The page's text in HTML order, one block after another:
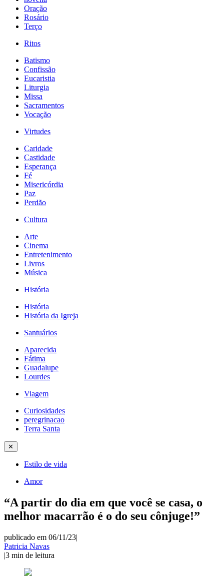
Oração
Rosário
Terço
Ritos
Batismo
Confissão
Eucaristia
Liturgia
Missa
Sacramentos
Vocação
Virtudes
Caridade
Castidade
Esperança
Fé
Misericórdia
Paz
Perdão
Cultura
Arte
Cinema
Entretenimento
Livros
Música
História
História
História da Igreja
Santuários
Aparecida
Fátima
Guadalupe
Lourdes
Viagem
Curiosidades
peregrinacao
Terra Santa
✕
Estilo de vida
Amor
“A partir do dia em que você se casa, o
melhor macarrão é o do seu cônjuge!”
publicado em 06/11/23|
Patricia Navas
|3 min de leitura